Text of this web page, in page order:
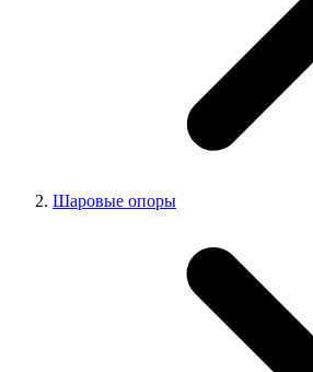
Шаровые опоры